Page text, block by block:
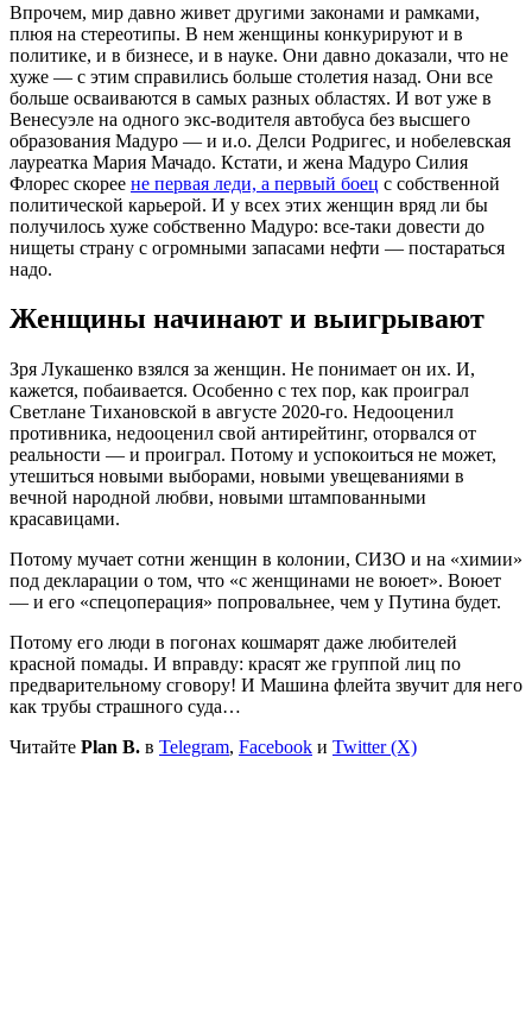
Впрочем, мир давно живет другими законами и рамками,
плюя на стереотипы. В нем женщины конкурируют и в
политике, и в бизнесе, и в науке. Они давно доказали, что не
хуже — с этим справились больше столетия назад. Они все
больше осваиваются в самых разных областях. И вот уже в
Венесуэле на одного экс-водителя автобуса без высшего
образования Мадуро — и и.о. Делси Родригес, и нобелевская
лауреатка Мария Мачадо. Кстати, и жена Мадуро Силия
Флорес скорее не первая леди, а первый боец с собственной
политической карьерой. И у всех этих женщин вряд ли бы
получилось хуже собственно Мадуро: все-таки довести до
нищеты страну с огромными запасами нефти — постараться
надо.
Женщины начинают и выигрывают
Зря Лукашенко взялся за женщин. Не понимает он их. И,
кажется, побаивается. Особенно с тех пор, как проиграл
Светлане Тихановской в августе 2020-го. Недооценил
противника, недооценил свой антирейтинг, оторвался от
реальности — и проиграл. Потому и успокоиться не может,
утешиться новыми выборами, новыми увещеваниями в
вечной народной любви, новыми штампованными
красавицами.
Потому мучает сотни женщин в колонии, СИЗО и на «химии»
под декларации о том, что «с женщинами не воюет». Воюет
— и его «спецоперация» попровальнее, чем у Путина будет.
Потому его люди в погонах кошмарят даже любителей
красной помады. И вправду: красят же группой лиц по
предварительному сговору! И Машина флейта звучит для него
как трубы страшного суда…
Читайте Plan B. в Telegram, Facebook и Twitter (X)